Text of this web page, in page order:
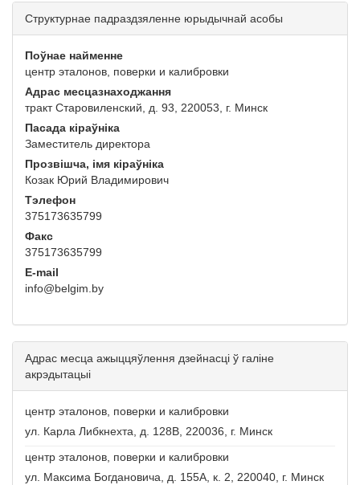
Структурнае падраздзяленне юрыдычнай асобы
Поўнае найменне
центр эталонов, поверки и калибровки
Адрас месцазнаходжання
тракт Старовиленский, д. 93, 220053, г. Минск
Пасада кіраўніка
Заместитель директора
Прозвішча, імя кіраўніка
Козак Юрий Владимирович
Тэлефон
375173635799
Факс
375173635799
E-mail
info@belgim.by
Адрас месца ажыццяўлення дзейнасці ў галіне
акрэдытацыі
центр эталонов, поверки и калибровки
ул. Карла Либкнехта, д. 128В, 220036, г. Минск
центр эталонов, поверки и калибровки
ул. Максима Богдановича, д. 155А, к. 2, 220040, г. Минск